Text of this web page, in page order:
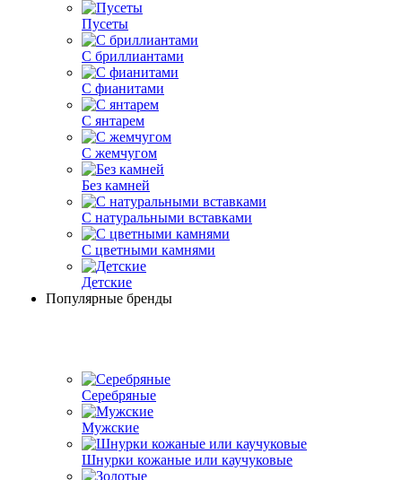
Пусеты
С бриллиантами
С фианитами
С янтарем
С жемчугом
Без камней
С натуральными вставками
С цветными камнями
Детские
Популярные бренды
Серебряные
Мужские
Шнурки кожаные или каучуковые